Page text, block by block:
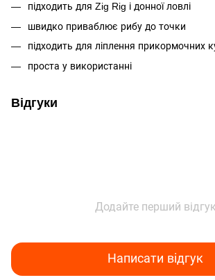
підходить для Zig Rig і донної ловлі
швидко приваблює рибу до точки
підходить для ліплення прикормочних
проста у використанні
Відгуки
Додайте перший відгук
Написати відгук